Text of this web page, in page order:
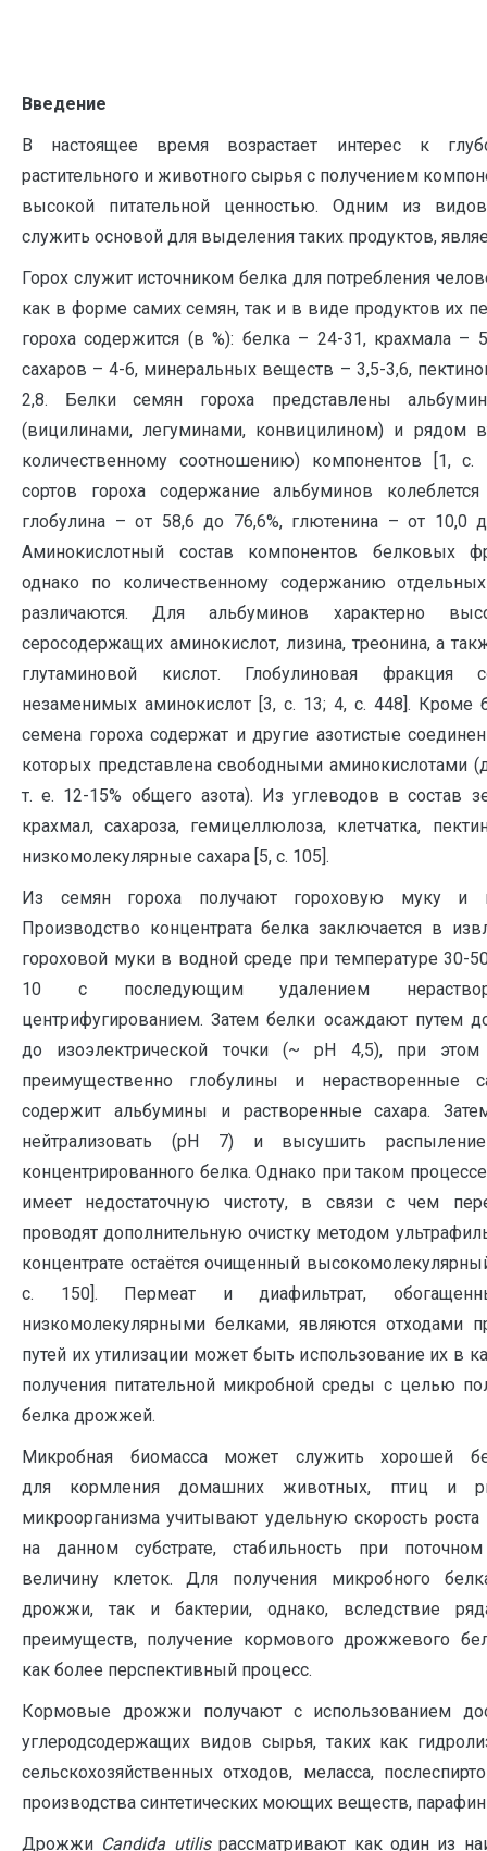
Введение
В настоящее время возрастает интерес к
растительного и животного сырья с получением
высокой питательной ценностью. Одним из
служить основой для выделения таких продуктов,
Горох служит источником белка для потребления
как в форме самих семян, так и в виде продуктов их
гороха содержится (в %): белка – 24-31, крахмала –
сахаров – 4-6, минеральных веществ – 3,5-3,6,
2,8. Белки семян гороха представлены
(вицилинами, легуминами, конвицилином) и рядом
количественному соотношению) компонентов [1,
сортов гороха содержание альбуминов
глобулина – от 58,6 до 76,6%, глютенина – от 10,0
Аминокислотный состав компонентов белковых
однако по количественному содержанию
различаются. Для альбуминов характерно
серосодержащих аминокислот, лизина, треонина, а
глутаминовой кислот. Глобулиновая фракция
незаменимых аминокислот [3, с. 13; 4, с. 448]. Кроме
семена гороха содержат и другие азотистые
которых представлена свободными аминокислотами
т. е. 12-15% общего азота). Из углеводов в состав
крахмал, сахароза, гемицеллюлоза, клетчатка,
низкомолекулярные сахара [5, с. 105].
Из семян гороха получают гороховую муку и
Производство концентрата белка заключается в
гороховой муки в водной среде при температуре 30-
10 с последующим удалением
центрифугированием. Затем белки осаждают путем
до изоэлектрической точки (~ рН 4,5), при этом
преимущественно глобулины и нерастворенные
содержит альбумины и растворенные сахара.
нейтрализовать (рН 7) и высушить
концентрированного белка. Однако при таком
имеет недостаточную чистоту, в связи с чем
проводят дополнительную очистку методом
концентрате остаётся очищенный
c. 150]. Пермеат и диафильтрат,
низкомолекулярными белками, являются отходами
путей их утилизации может быть использование их в
получения питательной микробной среды с целью
белка дрожжей.
Микробная биомасса может служить хорошей
для кормления домашних животных, птиц и
микроорганизма учитывают удельную скорость
на данном субстрате, стабильность при поточном
величину клеток. Для получения микробного
дрожжи, так и бактерии, однако, вследствие ряда
преимуществ, получение кормового дрожжевого
как более перспективный процесс.
Кормовые дрожжи получают с использованием
углеродсодержащих видов сырья, таких как
сельскохозяйственных отходов, меласса,
производства синтетических моющих веществ,
Дрожжи Candida utilisрассматривают как один из